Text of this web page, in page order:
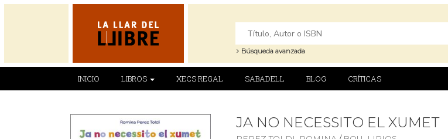
Búsqueda avanzada
INICIO LIBROS XECS REGAL SABADELL BLOG CRÍTICAS
JA NO NECESSITO EL XUMET